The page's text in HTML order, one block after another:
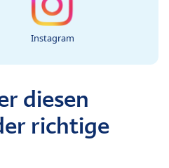
Instagram
diesen
richtige